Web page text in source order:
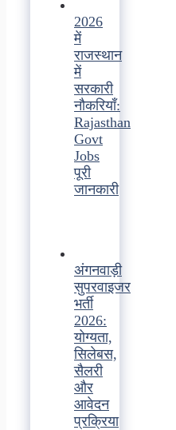
2026
में
राजस्थान
में
सरकारी
नौकरियाँ:
Rajasthan
Govt
Jobs
पूरी
जानकारी
अंगनवाड़ी
सुपरवाइजर
भर्ती
2026:
योग्यता,
सिलेबस,
सैलरी
और
आवेदन
प्रक्रिया